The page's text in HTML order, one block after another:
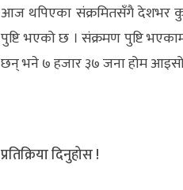
आज थपिएका संक्रमितसँगै देशभर
पुष्टि भएको छ । संक्रमण पुष्टि
छन् भने ७ हजार ३७ जना होम
प्रतिक्रिया दिनुहोस !